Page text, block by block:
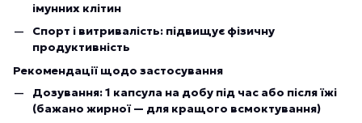
імунних клітин
Спорт і витривалість: підвищує фізичну
продуктивність
Рекомендації щодо застосування
Дозування: 1 капсула на добу під час або після їжі
(бажано жирної — для кращого всмоктування)